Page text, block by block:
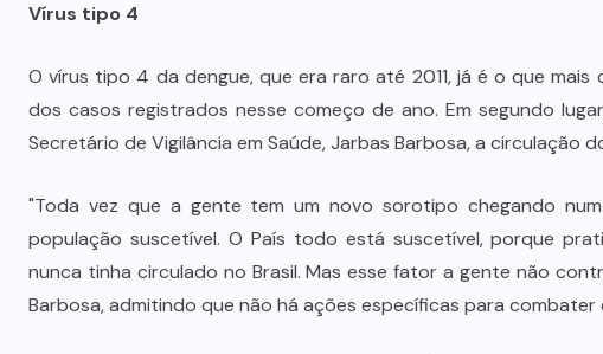
Vírus tipo 4
O vírus tipo 4 da dengue, que era raro até 2011, já é o que mais
dos casos registrados nesse começo de ano. Em segundo
Secretário de Vigilância em Saúde, Jarbas Barbosa, a circulação
"Toda vez que a gente tem um novo sorotipo chegando
população suscetível. O País todo está suscetível, porque
nunca tinha circulado no Brasil. Mas esse fator a gente não
Barbosa, admitindo que não há ações específicas para combater